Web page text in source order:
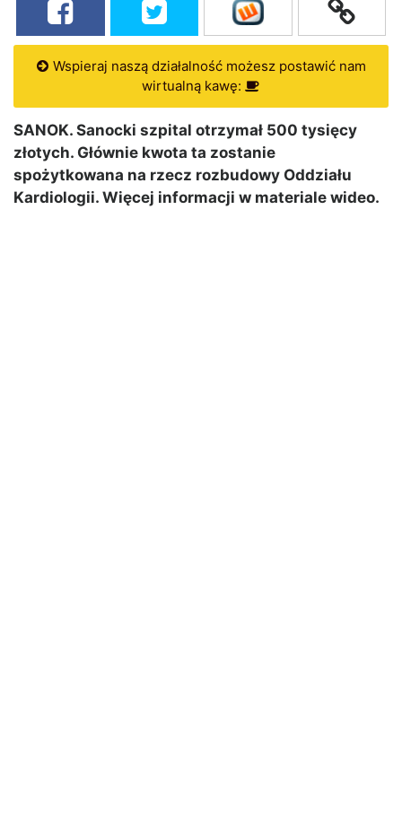
Wspieraj naszą działalność możesz postawić nam
wirtualną kawę:
SANOK. Sanocki szpital otrzymał 500 tysięcy
złotych. Głównie kwota ta zostanie
spożytkowana na rzecz rozbudowy Oddziału
Kardiologii. Więcej informacji w materiale wideo.